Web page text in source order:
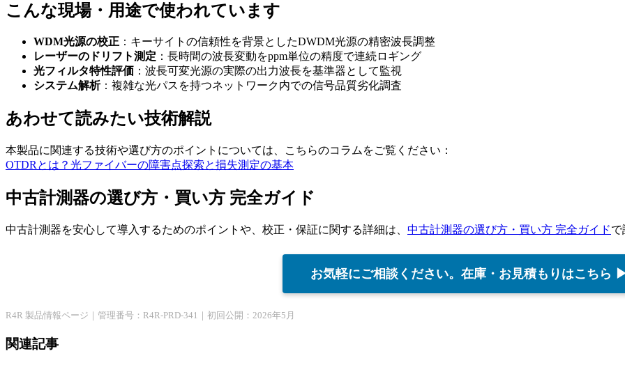
こんな現場・用途で使われています
WDM光源の校正 ：キーサイトの信頼性を背景としたDWDM光源の精密波長調整
レーザーのドリフト測定 ：長時間の波長変動をppm単位の精度で連続ロギング
光フィルタ特性評価 ：波長可変光源の実際の出力波長を基準器として監視
システム解析：複雑な光パスを持つネットワーク内での信号品質劣化調査
あわせて読みたい技術解説
本製品に関連する技術や選び方のポイントについては、こちらのコラムをご覧ください：
OTDRとは？光ファイバーの障害点探索と損失測定の基本
中古計測器の選び方・買い方 完全ガイド
中古計測器を安心して導入するためのポイントや、校正・保証に関する詳細は、 中古計測器の選び方・買い方 完全ガイドで
お気軽にご相談ください。在庫・お見積もりはこちら
R4R 製品情報ページ｜管理番号：R4R-PRD-341｜初回公開：2026年5月
関連記事